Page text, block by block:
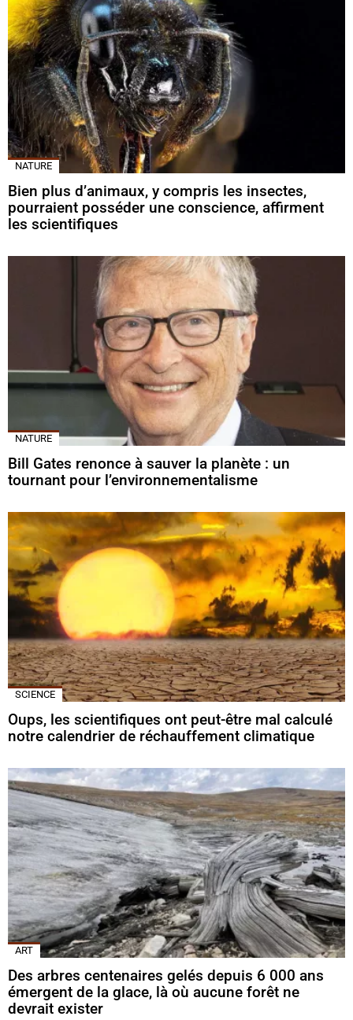
NATURE
Bien plus d’animaux, y compris les insectes,
pourraient posséder une conscience, affirment
les scientifiques
NATURE
Bill Gates renonce à sauver la planète : un
tournant pour l’environnementalisme
SCIENCE
Oups, les scientifiques ont peut-être mal calculé
notre calendrier de réchauffement climatique
ART
Des arbres centenaires gelés depuis 6 000 ans
émergent de la glace, là où aucune forêt ne
devrait exister